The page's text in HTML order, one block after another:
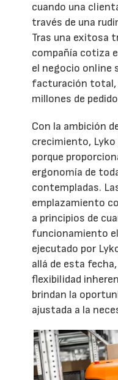
cuando una
través de una
Tras una exitosa
compañía cotiza
el negocio online
facturación total,
millones de
Con la ambición
crecimiento,
porque
ergonomía de
contempladas.
emplazamiento
a principios de
funcionamiento
ejecutado por
allá de esta
flexibilidad
brindan la
ajustada a la